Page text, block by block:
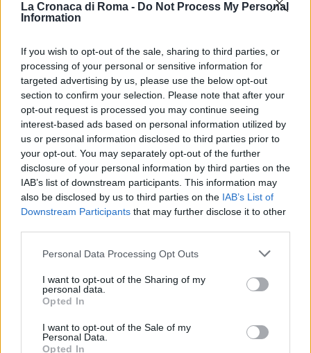
La Cronaca di Roma - Do Not Process My Personal
Information
If you wish to opt-out of the sale, sharing to third parties, or
processing of your personal or sensitive information for
targeted advertising by us, please use the below opt-out
section to confirm your selection. Please note that after your
opt-out request is processed you may continue seeing
interest-based ads based on personal information utilized by
us or personal information disclosed to third parties prior to
your opt-out. You may separately opt-out of the further
disclosure of your personal information by third parties on the
IAB’s list of downstream participants. This information may
also be disclosed by us to third parties on the IAB’s List of
Downstream Participants that may further disclose it to other
Please note that this website/app uses one or more Google
not limited to your visit or usage behaviour. You may click to
grant or deny consent to Google and its third-party tags to
use your data for below specified purposes in below Google
consent section.
Personal Data Processing Opt Outs
I want to opt-out of the Sharing of my
personal data.
Opted In
I want to opt-out of the Sale of my
Personal Data.
Opted In
Giovanni Allevi a Sanremo: “Ho
2 anni fa
L’opposizione sta esortando Meloni a intervenire su
Orban. I partiti di centrosinistra vogliono una
spiegazione urgente dal Presidente del Consiglio sul
caso di una donna detenuta in Ungheria per aver
presuntamente assaltato due neonazisti. È
improbabile che Meloni possa soddisfare questa
richiesta a breve a causa del suo intenso
speciale dell’UE a Bruxelles.
Ilaria Salis è stata detenuta in Ungheria per mesi. La
portato alla sua detenzione sono ancora poco chiare.